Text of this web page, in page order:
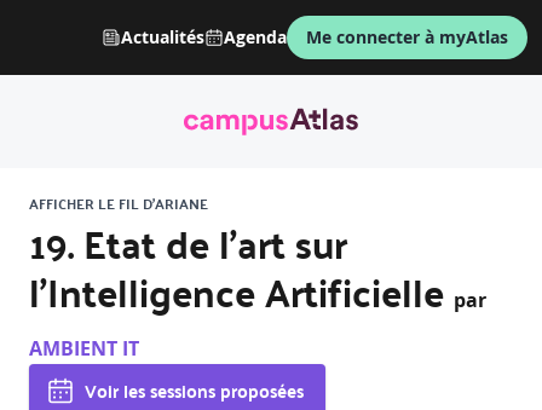
Actualités Agenda Me connecter à myAtlas
AFFICHER LE FIL D'ARIANE
19. Etat de l'art sur
l'Intelligence Artificielle par
AMBIENT IT
Voir les sessions proposées